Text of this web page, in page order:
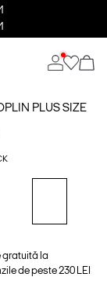
PLUS SIZE
gratuită la
de peste 230 LEI